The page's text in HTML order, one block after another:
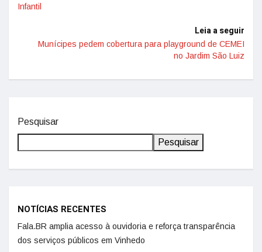
Infantil
Leia a seguir
Munícipes pedem cobertura para playground de CEMEI
no Jardim São Luiz
Pesquisar
Pesquisar
NOTÍCIAS RECENTES
Fala.BR amplia acesso à ouvidoria e reforça transparência
dos serviços públicos em Vinhedo